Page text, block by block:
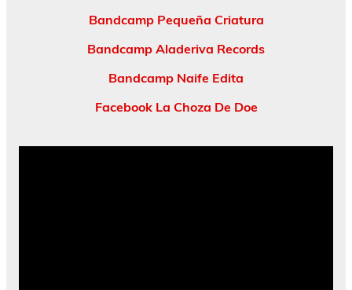
Bandcamp Pequeña Criatura
Bandcamp Aladeriva Records
Bandcamp Naife Edita
Facebook La Choza De Doe